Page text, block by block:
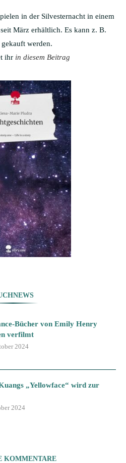
in der Silvesternacht in einem
März erhältlich. Es kann z. B.
gekauft werden.
ihr in diesem Beitrag
Bücher von Emily Henry
verfilmt
2024
„Yellowface“ wird zur
2024
KOMMENTARE